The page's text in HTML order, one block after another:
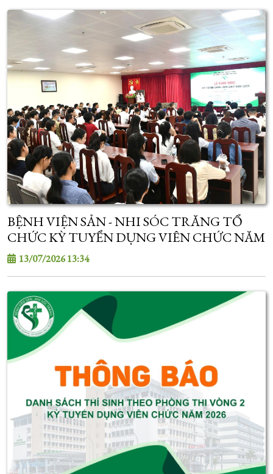
BỆNH VIỆN SẢN - NHI SÓC TRĂNG TỔ
CHỨC KỲ TUYỂN DỤNG VIÊN CHỨC NĂM
202613/07/2026 13:34